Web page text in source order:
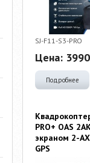
SJ-F11-S3-PRO
Цена:
Подробнее
PRO+ OAS
экраном 2-
GPS